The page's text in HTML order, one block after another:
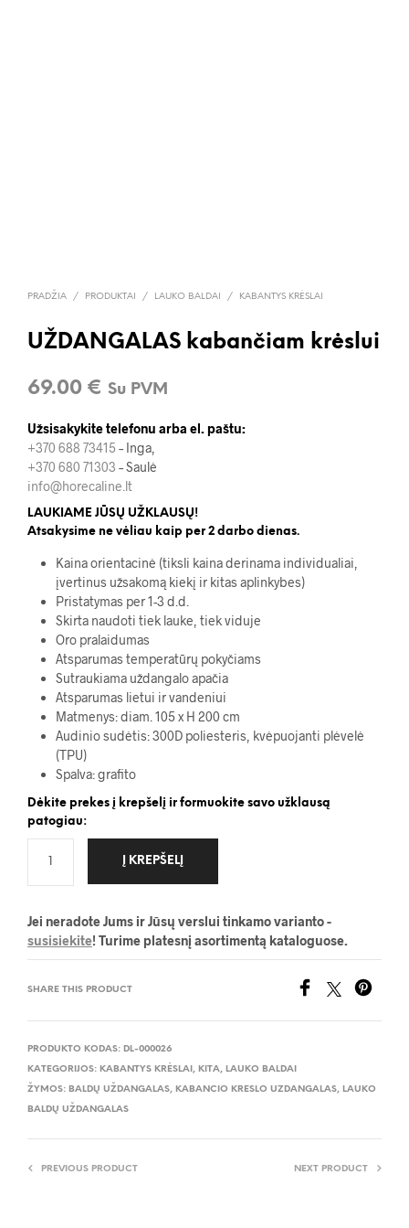
PRADŽIA / PRODUKTAI / LAUKO BALDAI / KABANTYS KRĖSLAI
UŽDANGALAS kabančiam krėslui
69.00 € Su PVM
Užsisakykite telefonu arba el. paštu:
+370 688 73415 – Inga,
+370 680 71303 – Saulė
info@horecaline.lt
LAUKIAME JŪSŲ UŽKLAUSŲ!
Atsakysime ne vėliau kaip per 2 darbo dienas.
Kaina orientacinė (tiksli kaina derinama individualiai,
įvertinus užsakomą kiekį ir kitas aplinkybes)
Pristatymas per 1-3 d.d.
Skirta naudoti tiek lauke, tiek viduje
Oro pralaidumas
Atsparumas temperatūrų pokyčiams
Sutraukiama uždangalo apačia
Atsparumas lietui ir vandeniui
Matmenys: diam. 105 x H 200 cm
Audinio sudėtis: 300D poliesteris, kvėpuojanti plėvelė
(TPU)
Spalva: grafito
Dėkite prekes į krepšelį ir formuokite savo užklausą
patogiau:
Į KREPŠELĮ
Jei neradote Jums ir Jūsų verslui tinkamo varianto -
susisiekite! Turime platesnį asortimentą kataloguose.
SHARE THIS PRODUCT
PRODUKTO KODAS: DL-000026
KATEGORIJOS: KABANTYS KRĖSLAI , KITA, LAUKO BALDAI
ŽYMOS: BALDŲ UŽDANGALAS, KABANCIO KRESLO UZDANGALAS, LAUKO
BALDŲ UŽDANGALAS
PREVIOUS PRODUCT NEXT PRODUCT